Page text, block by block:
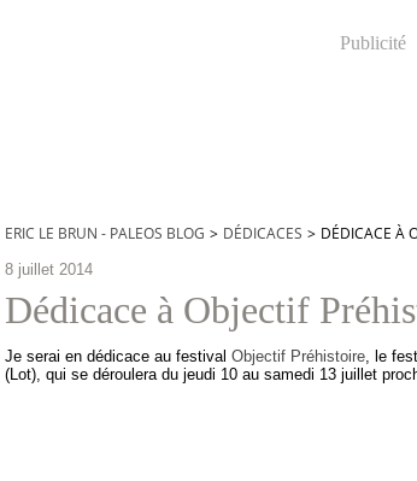
Publicité
ERIC LE BRUN - PALEOS BLOG > DÉDICACES > DÉDICACE À
8 juillet 2014
Dédicace à Objectif
Je serai en dédicace au festival Objectif Préhistoire, le
(Lot), qui se déroulera du jeudi 10 au samedi 13 juillet